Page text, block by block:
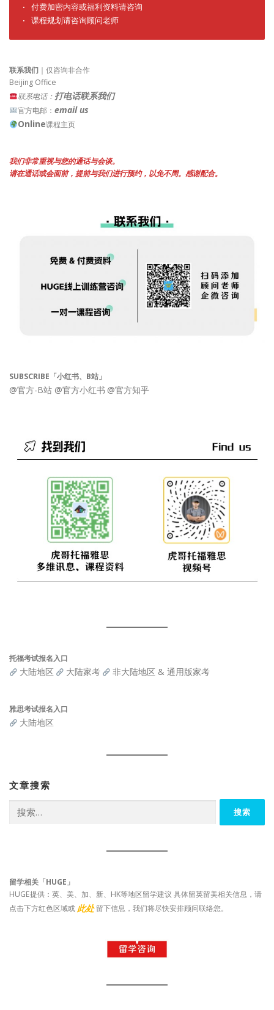
· 付费加密内容或福利资料请咨询
· 课程规划请咨询顾问老师
联系我们 ｜仅咨询非合作
Beijing Office
联系电话： 打电话联系我们
官方电邮： email us
Online课程主页
我们非常重视与您的通话与会谈。
请在通话或会面前，提前与我们进行预约，以免不周。感谢配合。
SUBSCRIBE「小红书、B站」
@官方-B站 @官方小红书 @官方知乎
托福考试报名入口
大陆地区 大陆家考 非大陆地区 & 通用版家考
雅思考试报名入口
大陆地区
文章搜索
索：
留学相关「HUGE」
HUGE提供：英、美、加、新、HK等地区留学建议 具体留英留美相关信息，请
点击下方红色区域或 此处 留下信息，我们将尽快安排顾问联络您。